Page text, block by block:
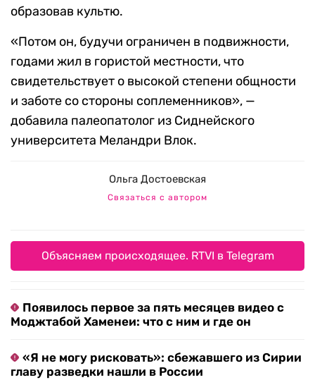
образовав культю.
«Потом он, будучи ограничен в подвижности,
годами жил в гористой местности, что
свидетельствует о высокой степени общности
и заботе со стороны соплеменников», —
добавила палеопатолог из Сиднейского
университета Меландри Влок.
Ольга Достоевская
Связаться с автором
Объясняем происходящее. RTVI в Telegram
Появилось первое за пять месяцев видео с
Моджтабой Хаменеи: что с ним и где он
«Я не могу рисковать»: сбежавшего из Сирии
главу разведки нашли в России